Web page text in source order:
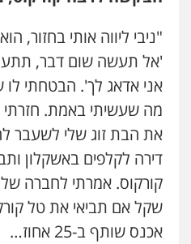
"ניבי ליווה אותי בחזור,
'אל תעשה שום דבר,
אני אדאג לך'. הבטחתי
מה שעשיתי באמת. חזרתי
את הבת זוג שלי
דירה לקלפים באשקלון
שקל אם תביאי את טל
אכנס שותף ב-25 אחוז…